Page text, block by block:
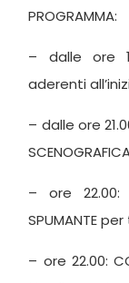
PROGRAMMA:
– dalle ore
aderenti
– dalle ore
– ore 22.00:
SPUMANTE
– ore 22.00: